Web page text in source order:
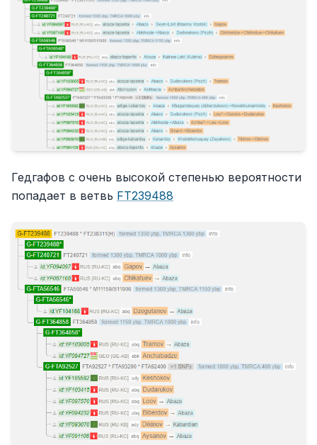
Гедгафов с очень высокой степенью вероятности
попадает в ветвь FT239488